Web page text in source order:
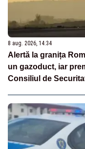
8 aug. 2026, 14:34
Alertă la granița
un gazoduct, iar
Consiliul de